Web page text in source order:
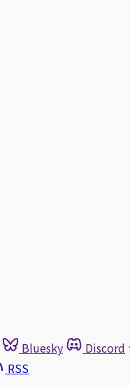
Bluesky Discord
RSS